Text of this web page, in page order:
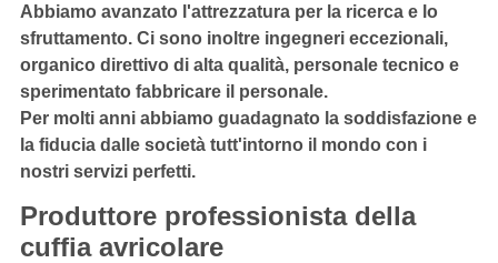
Abbiamo avanzato l'attrezzatura per la ricerca e lo
sfruttamento. Ci sono inoltre ingegneri eccezionali,
organico direttivo di alta qualità, personale tecnico e
sperimentato fabbricare il personale.
Per molti anni abbiamo guadagnato la soddisfazione e
la fiducia dalle società tutt'intorno il mondo con i
nostri servizi perfetti.
Produttore professionista della
cuffia avricolare